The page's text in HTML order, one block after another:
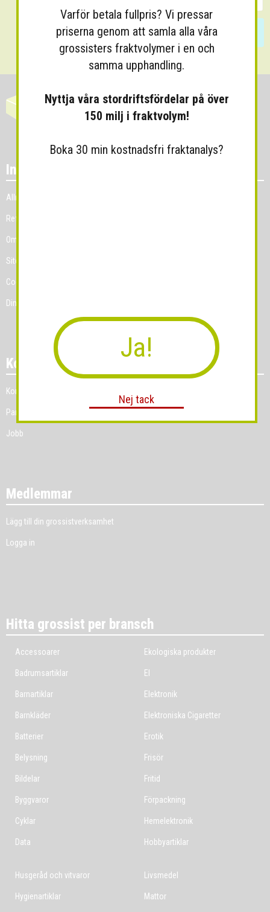
Information
Allmänna villkor
Referenskunder
Om Grossist.se
Sitemap
Cookies
Dina Cookie-prefenser
Kontakt
Kontakt
Partner
Jobb
Medlemmar
Lägg till din grossistverksamhet
Logga in
Hitta grossist per bransch
Accessoarer
Badrumsartiklar
Barnartiklar
Barnkläder
Batterier
Belysning
Bildelar
Byggvaror
Cyklar
Data
Ekologiska produkter
El
Elektronik
Elektroniska Cigaretter
Erotik
Frisör
Fritid
Förpackning
Hemelektronik
Hobbyartiklar
Husgeråd och vitvaror
Hygienartiklar
Livsmedel
Mattor
Varför betala fullpris? Vi pressar
priserna genom att samla alla våra
grossisters fraktvolymer i en och
samma upphandling.
Nyttja våra stordriftsfördelar på över
150 milj i fraktvolym!
Boka 30 min kostnadsfri fraktanalys?
Ja!
Nej tack